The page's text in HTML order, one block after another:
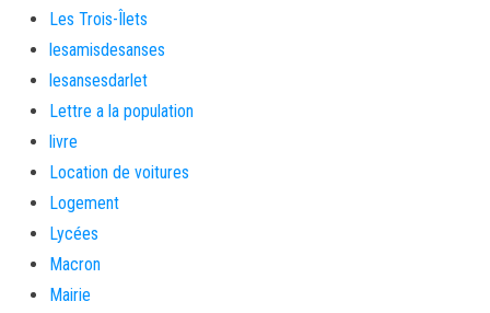
Les Trois-Îlets
lesamisdesanses
lesansesdarlet
Lettre a la population
livre
Location de voitures
Logement
Lycées
Macron
Mairie